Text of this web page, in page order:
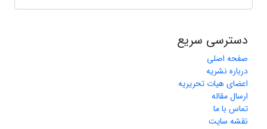
دسترسی سریع
صفحه اصلی
درباره نشریه
اعضای هیات تحریریه
ارسال مقاله
تماس با ما
نقشه سایت